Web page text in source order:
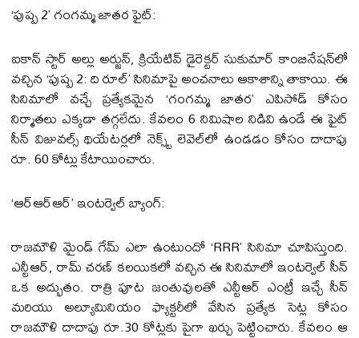
‘పుష్ప 2’ గంగమ్మ జాతర ఫైట్:
ఐకాన్ స్టార్ అల్లు అర్జున్, క్రియేటివ్ డైరెక్టర్ సుకుమార్ కాంబినేషన్‌లో
వచ్చిన ‘పుష్ప 2: ది రూల్’ సినిమాపై అంచనాలు ఆకాశాన్ని తాకాయి. ఈ
సినిమాలో వచ్చే ప్రత్యేకమైన ‘గంగమ్మ జాతర’ ఎపిసోడ్ కోసం
నిర్మాతలు ఎక్కడా తగ్గలేదు. కేవలం 6 నిమిషాల నిడివి ఉండే ఈ ఫైట్
సీన్ విజువల్స్ థియేటర్లలో నెక్స్ట్ లెవెల్‌లో ఉండడం కోసం దాదాపు
రూ. 60 కోట్లు కేటాయించారు.
‘ఆర్ఆర్ఆర్’ ఇంటర్వెల్ బ్యాంగ్:
రాజమౌళి మైండ్ గేమ్ ఎలా ఉంటుందో ‘RRR’ సినిమా చూపిస్తుంది.
ఎన్టీఆర్, రామ్ చరణ్ కలయికలో వచ్చిన ఈ సినిమాలో ఇంటర్వెల్ సీన్
ఒక అద్భుతం. రాత్రి పూట జంతువులతో ఎన్టీఆర్ ఎంట్రీ ఇచ్చే సీన్
మరియు అల్యూమినియం ఫ్యాక్టరీలో వేసిన ప్రత్యేక సెట్ల కోసం
రాజమౌళి దాదాపు రూ.30 కోట్లకు పైగా ఖర్చు పెట్టించారు. కేవలం ఆ